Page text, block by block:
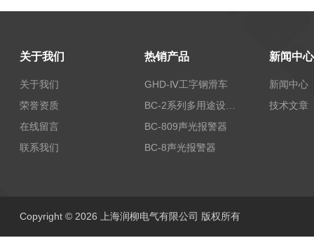
关于我们
关于我们
荣誉资质
在线留言
联系我们
热销产品
GHD-Ⅳ工字钢滑车
BC-809声光报警器
BC-8声光报警器
新闻中心
新闻中心
技术文章
Copyright © 2026 上海润柳电气有限公司 版权所有